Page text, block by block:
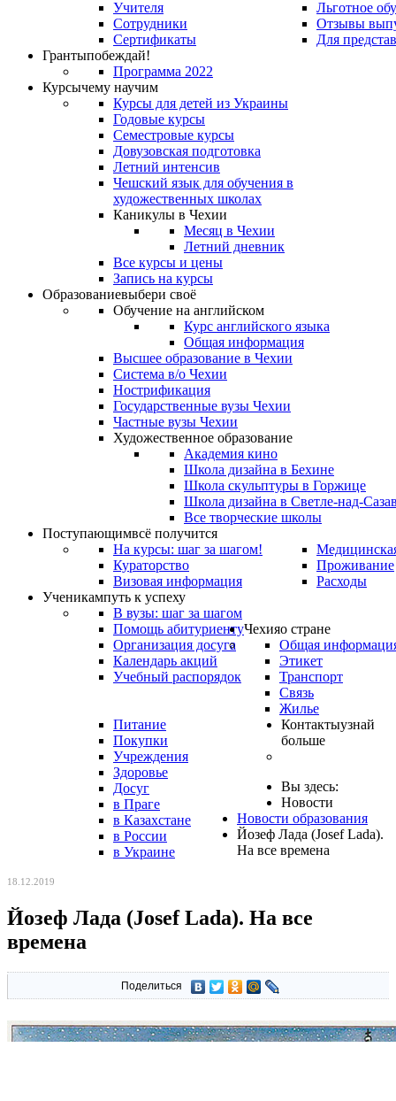
Учителя
Сотрудники
Сертификаты
Льготное
Отзывы
Для
Грантыпобеждай!
Программа 2022
Курсычему научим
Курсы для детей из Украины
Годовые курсы
Семестровые курсы
Довузовская подготовка
Летний интенсив
Чешский язык для обучения в
художественных школах
Каникулы в Чехии
Месяц в Чехии
Летний дневник
Все курсы и цены
Запись на курсы
Образованиевыбери своё
Обучение на английском
Курс английского языка
Общая информация
Высшее образование в Чехии
Система в/о Чехии
Нострификация
Государственные вузы Чехии
Частные вузы Чехии
Художественное образование
Академия кино
Школа дизайна в Бехине
Школа скульптуры в Горжице
Школа дизайна в Светле-над-
Все творческие школы
Поступающимвсё получится
На курсы: шаг за шагом!
Кураторство
Визовая информация
Проживание
Расходы
Ученикампуть к успеху
В вузы: шаг за шагом
Помощь абитуриенту
Организация досуга
Календарь акций
Учебный распорядок
Чехияо стране
Общая
Этикет
Транспорт
Связь
Жилье
Питание
Покупки
Учреждения
Здоровье
Досуг
Контактыузнай
больше
в Праге
в Казахстане
в России
в Украине
Вы здесь:
Новости
Новости образования
Йозеф Лада (Josef Lada).
На все времена
18.12.2019
Йозеф Лада (Josef Lada). На все
времена
Поделиться